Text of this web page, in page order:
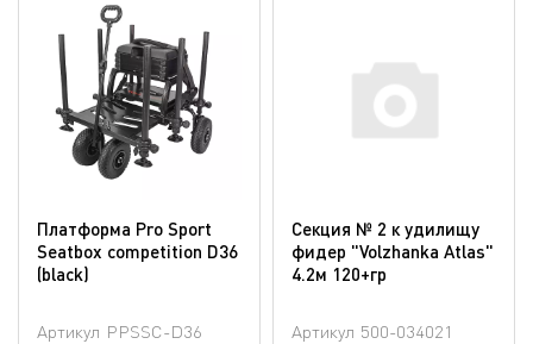
Платформа Pro Sport
Seatbox competition D36
(blaсk)
Артикул PPSSC-D36
Секция № 2 к удилищу
фидер "Volzhanka Atlas"
4.2м 120+гр
Артикул 500-034021